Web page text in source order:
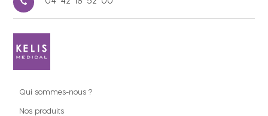
Qui sommes-nous ?
Nos produits